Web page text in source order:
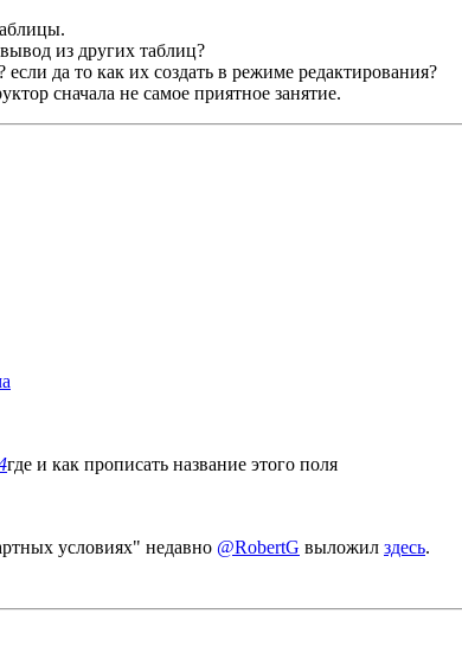
из других таблиц?
да то как их создать в режиме редактирования?
сначала не самое приятное занятие.
где и как прописать название этого поля
условиях" недавно @RobertG выложил здесь.